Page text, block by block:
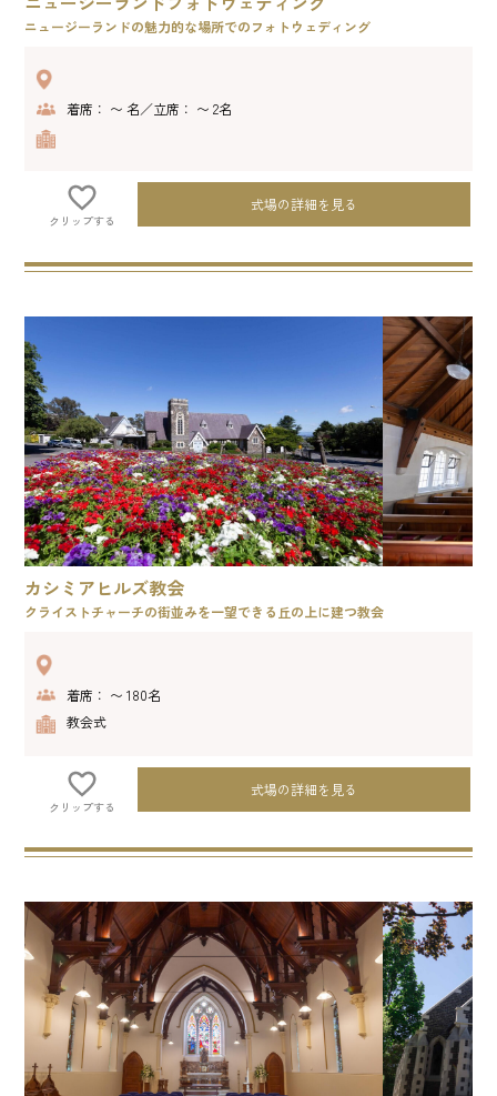
ニュージーランドの魅力的な場所でのフォトウェディング
着席： 〜 名／立席： 〜 2名
クリップする
式場の詳細を見る
カシミアヒルズ教会
クライストチャーチの街並みを一望できる丘の上に建つ教会
着席： 〜 180名
教会式
クリップする
式場の詳細を見る